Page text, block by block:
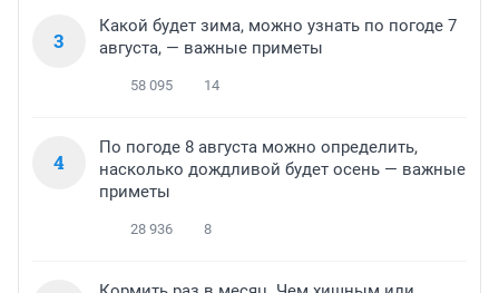
3
Какой будет зима, можно узнать по погоде 7
августа, — важные приметы
58 095 14
4
По погоде 8 августа можно определить,
насколько дождливой будет осень — важные
приметы
28 936 8